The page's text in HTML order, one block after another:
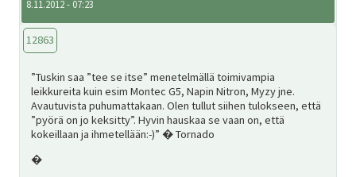
8.11.2012 - 07:23
12863
”Tuskin saa ”tee se itse” menetelmällä toimivampia
leikkureita kuin esim Montec G5, Napin Nitron, Myzy jne.
Avautuvista puhumattakaan. Olen tullut siihen tulokseen, että
”pyörä on jo keksitty”. Hyvin hauskaa se vaan on, että
kokeillaan ja ihmetellään:-)” � Tornado
�